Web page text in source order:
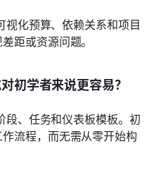
化预算、依赖关系和项目
距或资源问题。
初学者来说更容易？
段、任务和仪表板模板。初
流程，而无需从零开始构